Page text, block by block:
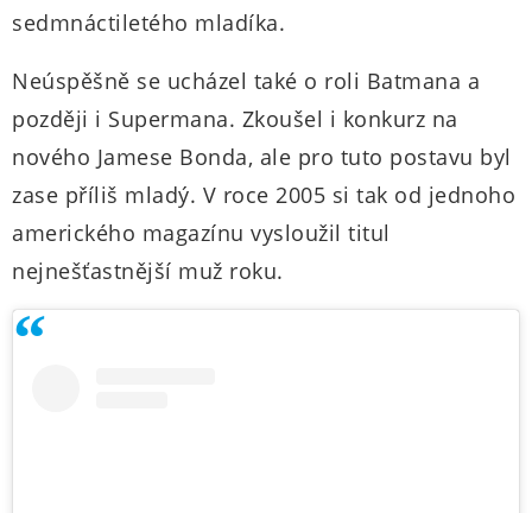
sedmnáctiletého mladíka.
Neúspěšně se ucházel také o roli Batmana a
později i Supermana. Zkoušel i konkurz na
nového Jamese Bonda, ale pro tuto postavu byl
zase příliš mladý. V roce 2005 si tak od jednoho
amerického magazínu vysloužil titul
nejnešťastnější muž roku.